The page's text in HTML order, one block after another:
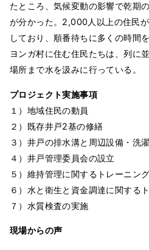
たところ、気候変動の影響で乾期
が分かった。2,000人以上の住民
しており、順番待ちに多くの時間
ヨンガ村に住む住民たちは、列に
場所まで水を汲みに行っている。
プロジェクト実施事項
１）地域住民の動員
２）既存井戸2基の修繕
３）井戸の排水溝と周辺設備・洗
４）井戸管理委員会の設立
５）維持管理に関するトレーニン
６）水と衛生と資金調達に関する
７）水質検査の実施
現場からの声